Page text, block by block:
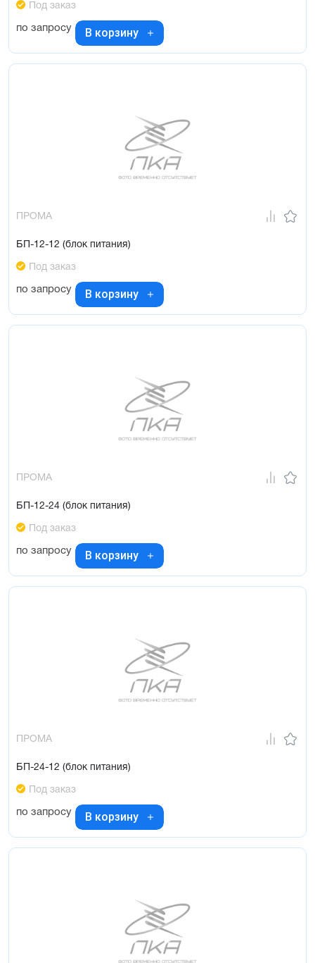
Под заказ
по запросу В корзину
ПРОМА
БП-12-12 (блок питания)
Под заказ
по запросу В корзину
ПРОМА
БП-12-24 (блок питания)
Под заказ
по запросу В корзину
ПРОМА
БП-24-12 (блок питания)
Под заказ
по запросу В корзину